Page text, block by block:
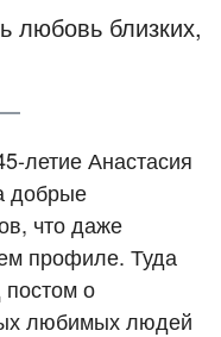
любовь близких,
летие Анастасия
добрые
что даже
профиле. Туда
о
любимых людей